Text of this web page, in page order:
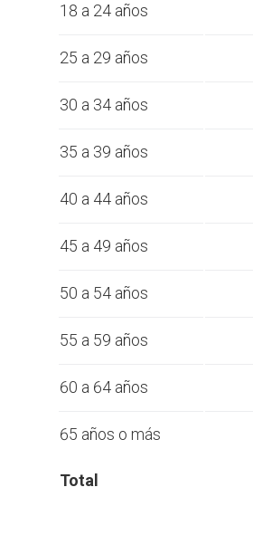
18 a 24 años
25 a 29 años
30 a 34 años
35 a 39 años
40 a 44 años
45 a 49 años
50 a 54 años
55 a 59 años
60 a 64 años
65 años o más
Total